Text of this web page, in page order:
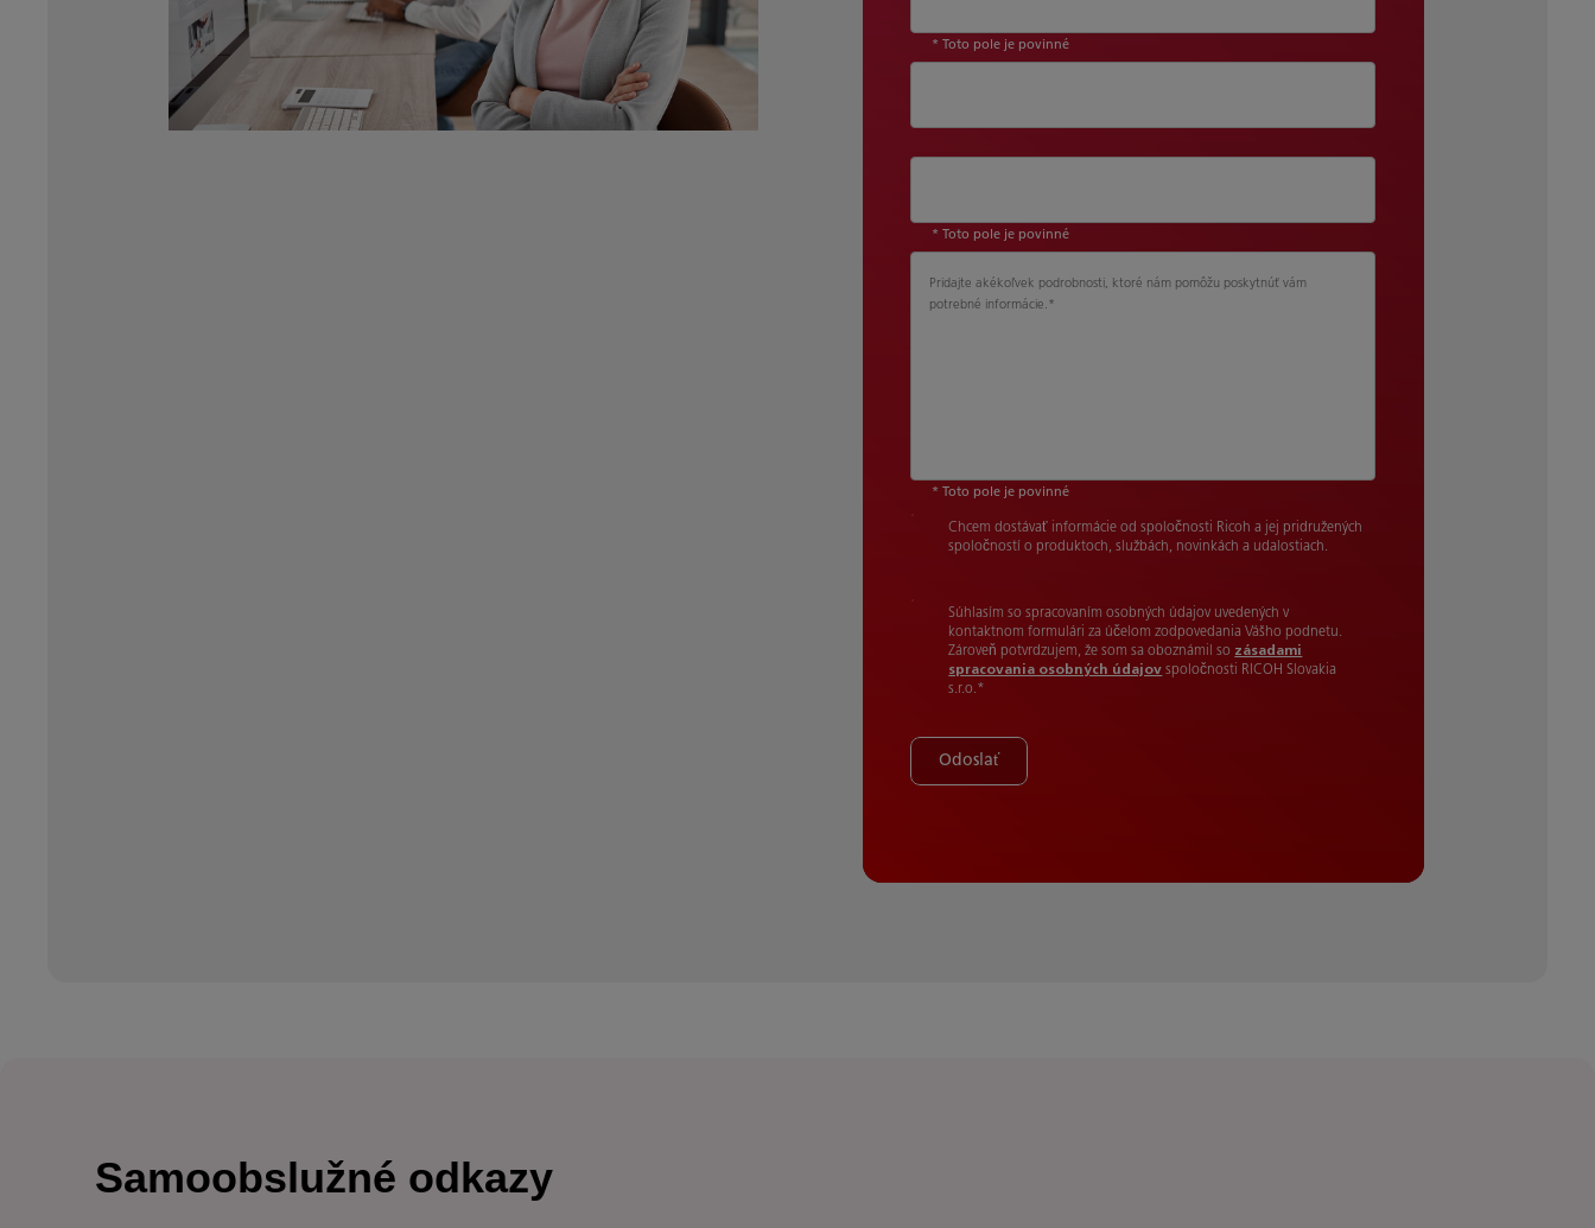
* Toto pole je povinné
* Toto pole je povinné
Pridajte akékoľvek podrobnosti, ktoré nám pomôžu poskytnúť vám
potrebné informácie.*
* Toto pole je povinné
Chcem dostávať informácie od spoločnosti Ricoh a jej pridružených
spoločností o produktoch, službách, novinkách a udalostiach.
Súhlasím so spracovaním osobných údajov uvedených v
kontaktnom formulári za účelom zodpovedania Vášho podnetu.
Zároveň potvrdzujem, že som sa oboznámil so zásadami
spracovania osobných údajov spoločnosti RICOH Slovakia
s.r.o.*
Odoslať
Samoobslužné odkazy